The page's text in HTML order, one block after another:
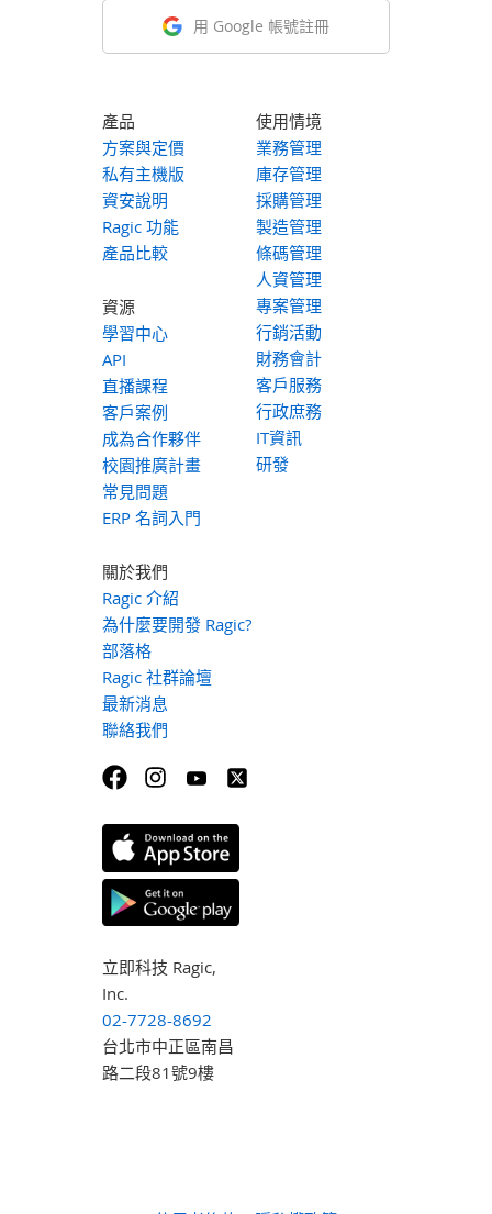
用 Google 帳號註冊
產品
方案與定價
私有主機版
資安說明
Ragic 功能
產品比較
資源
學習中心
API
直播課程
客戶案例
成為合作夥伴
校園推廣計畫
常見問題
ERP 名詞入門
使用情境
業務管理
庫存管理
採購管理
製造管理
條碼管理
人資管理
專案管理
行銷活動
財務會計
客戶服務
行政庶務
IT資訊
研發
關於我們
Ragic 介紹
為什麼要開發 Ragic?
部落格
Ragic 社群論壇
最新消息
聯絡我們
立即科技 Ragic,
Inc.
02-7728-8692
台北市中正區南昌
路二段81號9樓